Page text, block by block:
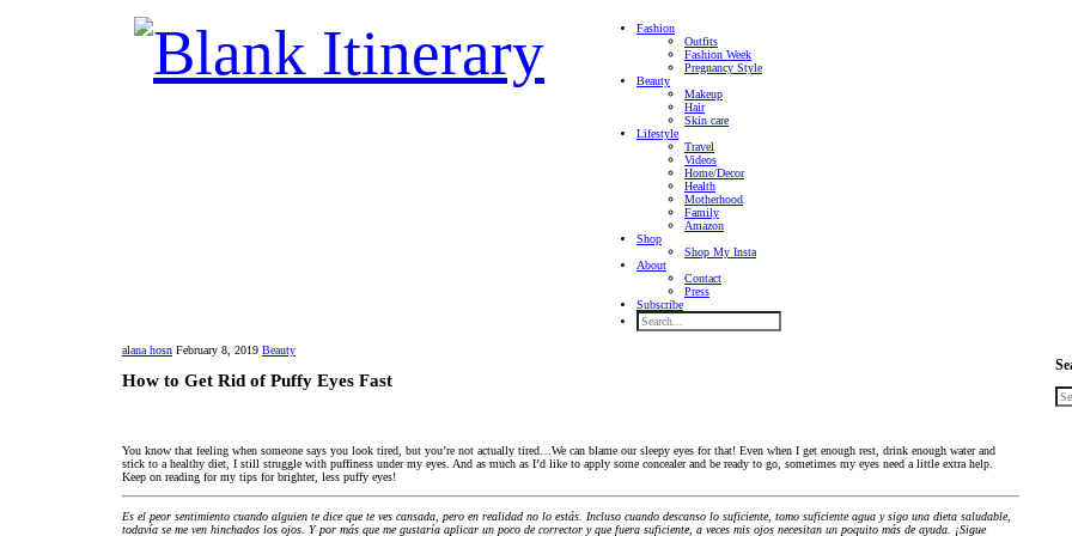
Fashion
Outfits
Fashion Week
Pregnancy Style
Beauty
Makeup
Hair
Skin care
Lifestyle
Travel
Videos
Home/Decor
Health
Motherhood
Family
Amazon
Shop
Shop My Insta
About
Contact
Press
Subscribe
alana hosn February 8, 2019 Beauty
How to Get Rid of Puffy Eyes Fast
You know that feeling when someone says you look tired, but you’re not actually tired…We can blame our sleepy eyes for that! Even when I get enough rest, drink enough water and
stick to a healthy diet, I still struggle with puffiness under my eyes. And as much as I’d like to apply some concealer and be ready to go, sometimes my eyes need a little extra help.
Keep on reading for my tips for brighter, less puffy eyes!
Es el peor sentimiento cuando alguien te dice que te ves cansada, pero en realidad no lo estás. Incluso cuando descanso lo suficiente, tomo suficiente agua y sigo una dieta saludable,
todavía se me ven hinchados los ojos. Y por más que me gustaría aplicar un poco de corrector y que fuera suficiente, a veces mis ojos necesitan un poquito más de ayuda. ¡Sigue